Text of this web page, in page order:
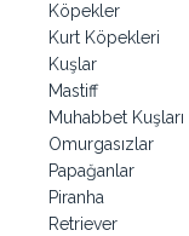
Köpekler
Kurt Köpekleri
Kuşlar
Mastiff
Muhabbet Kuşları
Omurgasızlar
Papağanlar
Piranha
Retriever